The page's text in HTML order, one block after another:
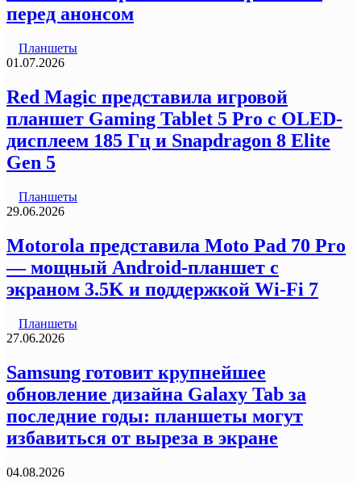
перед анонсом
Планшеты
01.07.2026
Red Magic представила игровой
планшет Gaming Tablet 5 Pro с OLED-
дисплеем 185 Гц и Snapdragon 8 Elite
Gen 5
Планшеты
29.06.2026
Motorola представила Moto Pad 70 Pro
— мощный Android-планшет с
экраном 3.5K и поддержкой Wi-Fi 7
Планшеты
27.06.2026
Samsung готовит крупнейшее
обновление дизайна Galaxy Tab за
последние годы: планшеты могут
избавиться от выреза в экране
04.08.2026